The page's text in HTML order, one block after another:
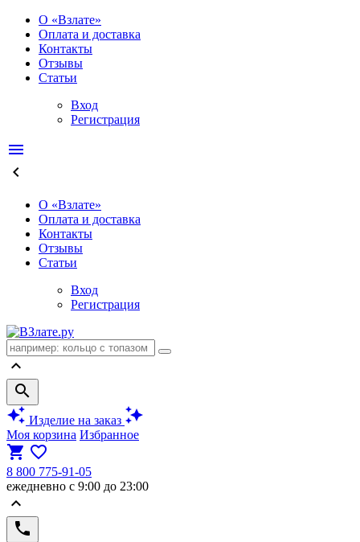
О «Взлате»
Оплата и доставка
Контакты
Отзывы
Статьи
Вход
Регистрация
menu
keyboard_arrow_left
О «Взлате»
Оплата и доставка
Контакты
Отзывы
Статьи
Вход
Регистрация
keyboard_arrow_up
search
auto_awesome Изделие на заказ auto_awesome
Моя корзина Избранное
shopping_cart favorite_border
8 800 775-91-05
ежедневно с 9:00 до 23:00
keyboard_arrow_up
phone